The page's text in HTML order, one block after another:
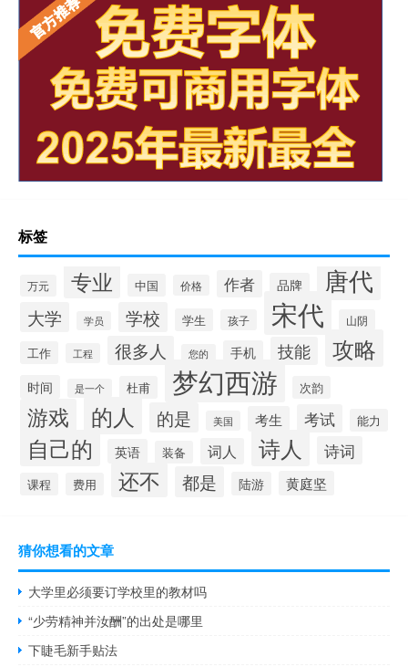
标签
万元 专业 中国 价格 作者 品牌 唐代
大学 学员 学校 学生 孩子 宋代 山阴
工作 工程 很多人 您的 手机 技能 攻略
时间 是一个 杜甫 梦幻西游 次韵
游戏 的人 的是 美国 考生 考试 能力
自己的 英语 装备 词人 诗人 诗词
课程 费用 还不 都是 陆游 黄庭坚
猜你想看的文章
大学里必须要订学校里的教材吗
“少劳精神并汝酬”的出处是哪里
下睫毛新手贴法